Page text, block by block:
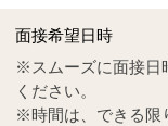
Tel
0570-55-
面接希望日時
※スムーズに面接日
ください。
※時間は、できる限